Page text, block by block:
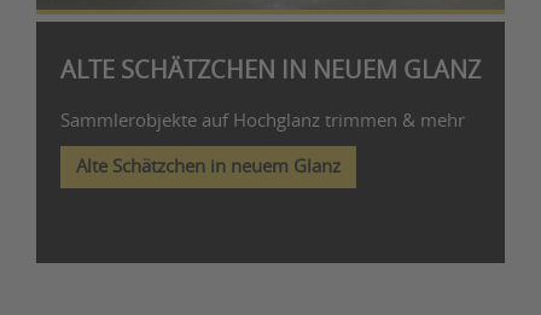
ALTE SCHÄTZCHEN IN NEUEM GLANZ
Sammlerobjekte auf Hochglanz trimmen & mehr
Alte Schätzchen in neuem Glanz